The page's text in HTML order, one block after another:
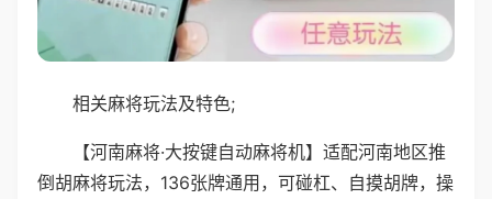
相关麻将玩法及特色;
【河南麻将·大按键自动麻将机】适配河南地区推
倒胡麻将玩法，136张牌通用，可碰杠、自摸胡牌，操